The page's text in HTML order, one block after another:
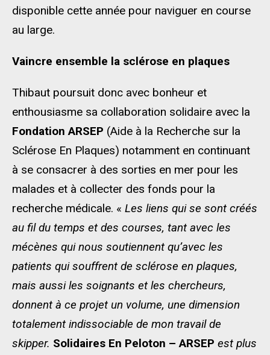
disponible cette année pour naviguer en course
au large.
Vaincre ensemble la sclérose en plaques
Thibaut poursuit donc avec bonheur et
enthousiasme sa collaboration solidaire avec la
Fondation ARSEP (Aide à la Recherche sur la
Sclérose En Plaques) notamment en continuant
à se consacrer à des sorties en mer pour les
malades et à collecter des fonds pour la
recherche médicale. « Les liens qui se sont créés
au fil du temps et des courses, tant avec les
mécènes qui nous soutiennent qu’avec les
patients qui souffrent de sclérose en plaques,
mais aussi les soignants et les chercheurs,
donnent à ce projet un volume, une dimension
totalement indissociable de mon travail de
skipper. Solidaires En Peloton – ARSEP est plus